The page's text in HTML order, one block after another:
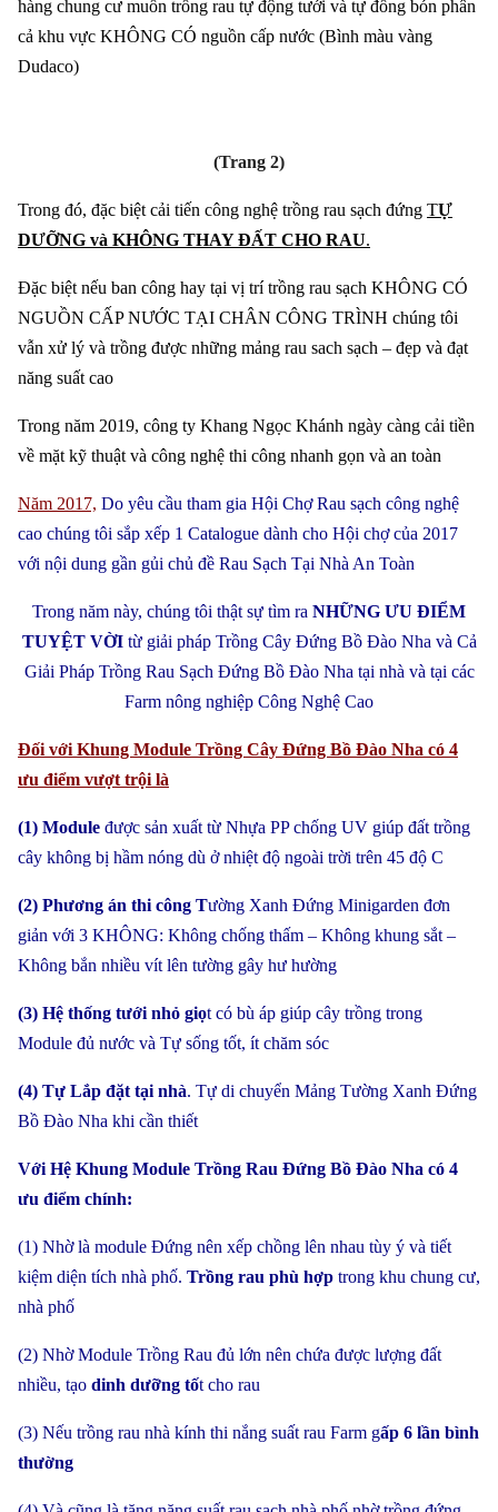
hàng chung cư muốn trồng rau tự động tưới và tự đồng bón phân
cả khu vực KHÔNG CÓ nguồn cấp nước (Bình màu vàng
Dudaco)
(Trang 2)
Trong đó, đặc biệt cải tiến công nghệ trồng rau sạch đứng TỰ
DƯỠNG và KHÔNG THAY ĐẤT CHO RAU.
Đặc biệt nếu ban công hay tại vị trí trồng rau sạch KHÔNG CÓ
NGUỒN CẤP NƯỚC TẠI CHÂN CÔNG TRÌNH chúng tôi
vẫn xử lý và trồng được những mảng rau sach sạch – đẹp và đạt
năng suất cao
Trong năm 2019, công ty Khang Ngọc Khánh ngày càng cải tiền
về mặt kỹ thuật và công nghệ thi công nhanh gọn và an toàn
Năm 2017, Do yêu cầu tham gia Hội Chợ Rau sạch công nghệ
cao chúng tôi sắp xếp 1 Catalogue dành cho Hội chợ của 2017
với nội dung gần gủi chủ đề Rau Sạch Tại Nhà An Toàn
Trong năm này, chúng tôi thật sự tìm ra NHỮNG ƯU ĐIỂM
TUYỆT VỜItừ giải pháp Trồng Cây Đứng Bồ Đào Nha và Cả
Giải Pháp Trồng Rau Sạch Đứng Bồ Đào Nha tại nhà và tại các
Farm nông nghiệp Công Nghệ Cao
Đối với Khung Module Trồng Cây Đứng Bồ Đào Nha có 4
ưu điểm vượt trội là
(1) Module được sản xuất từ Nhựa PP chống UV giúp đất trồng
cây không bị hầm nóng dù ở nhiệt độ ngoài trời trên 45 độ C
(2) Phương án thi công Tường Xanh Đứng Minigarden đơn
giản với 3 KHÔNG: Không chống thấm – Không khung sắt –
Không bắn nhiều vít lên tường gây hư hường
(3) Hệ thống tưới nhỏ giọt có bù áp giúp cây trồng trong
Module đủ nước và Tự sống tốt, ít chăm sóc
(4) Tự Lắp đặt tại nhà. Tự di chuyển Mảng Tường Xanh Đứng
Bồ Đào Nha khi cần thiết
Với Hệ Khung Module Trồng Rau Đứng Bồ Đào Nha có 4
ưu điểm chính:
(1) Nhờ là module Đứng nên xếp chồng lên nhau tùy ý và tiết
kiệm diện tích nhà phố. Trồng rau phù hợp trong khu chung cư,
nhà phố
(2) Nhờ Module Trồng Rau đủ lớn nên chứa được lượng đất
nhiều, tạo dinh dưỡng tốt cho rau
(3) Nếu trồng rau nhà kính thi nắng suất rau Farm gấp 6 lần bình
thường